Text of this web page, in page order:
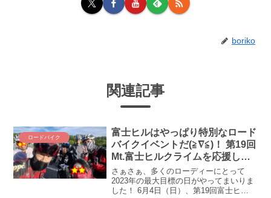
boriko
関連記事
ロードバイク
富士ヒルはやっぱり特別なロード
バイクイベントだ(≧∇≦)！ 第19回
Mt.富士ヒルクライムを応援して
きました！
さぁさぁ、多くのローディーにとって
2023年の最大目標の日がやってまいりま
した！ 6月4日（日）、第19回富士ヒ